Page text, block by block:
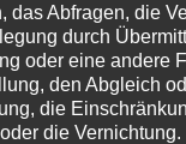
das Abfragen, die
durch
oder eine andere
den Abgleich
die
die Vernichtung.